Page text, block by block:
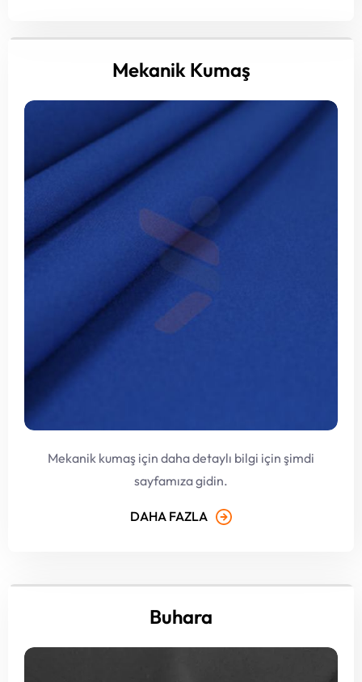
Mekanik Kumaş
Mekanik kumaş için daha detaylı bilgi için şimdi
sayfamıza gidin.
DAHA FAZLA
Buhara